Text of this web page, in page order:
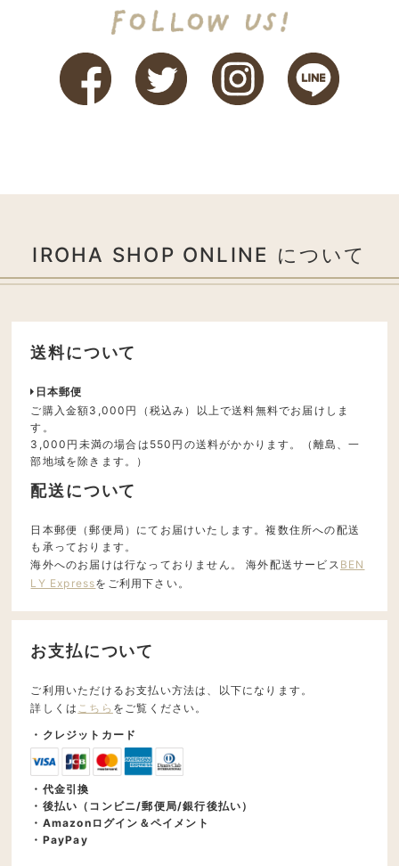
IROHA SHOP ONLINE について
送料について
日本郵便
ご購入金額3,000円（税込み）以上で送料無料でお届けしま
す。
3,000円未満の場合は550円の送料がかかります。（離島、一
部地域を除きます。）
配送について
日本郵便（郵便局）にてお届けいたします。複数住所への配送
も承っております。
海外へのお届けは行なっておりません。 海外配送サービス BEN
LY Expressをご利用下さい。
お支払について
ご利用いただけるお支払い方法は、以下になります。
詳しくは こちら をご覧ください。
・クレジットカード
・代金引換
・後払い（コンビニ/郵便局/銀行後払い）
・Amazonログイン＆ペイメント
・PayPay